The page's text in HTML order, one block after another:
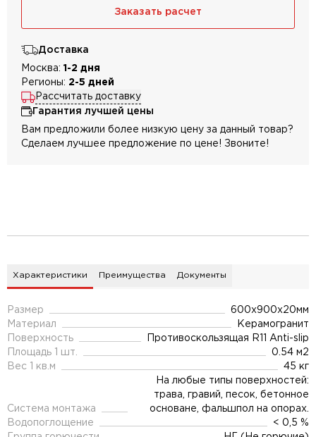
Заказать расчет
Доставка
Москва: 1-2 дня
Регионы: 2-5 дней
Рассчитать доставку
Гарантия лучшей цены
Вам предложили более низкую цену за данный товар?
Сделаем лучшее предложение по цене! Звоните!
Характеристики Преимущества Документы
Размер
600x900x20мм
Материал
Керамогранит
Поверхность
Противоскользящая R11 Anti-slip
Площадь 1 шт.
0.54 м2
Вес 1 кв.м
45 кг
Система монтажа
На любые типы поверхностей:
трава, гравий, песок, бетонное
основане, фальшпол на опорах.
Водопоглощение
< 0,5 %